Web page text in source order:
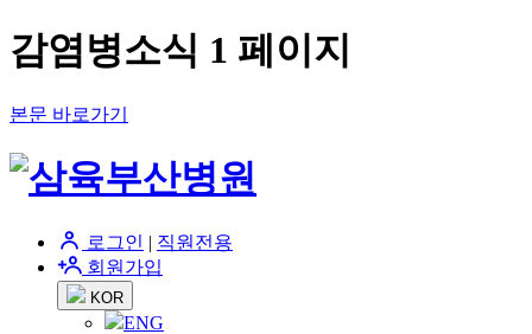
감염병소식 1 페이지
본문 바로가기
로그인 | 직원전용
회원가입
KOR
ENG